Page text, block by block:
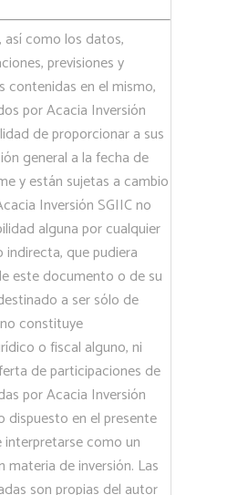
como los datos,
previsiones y
contenidas en el mismo,
por Acacia Inversión
de proporcionar a sus
general a la fecha de
y están sujetas a cambio
Inversión SGIIC no
alguna por cualquier
que pudiera
este documento o de su
a ser sólo de
constituye
o fiscal alguno, ni
de participaciones de
por Acacia Inversión
dispuesto en el presente
como un
materia de inversión. Las
son propias del autor